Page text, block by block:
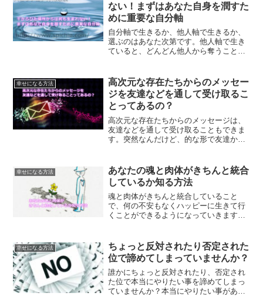
ない！まずはあなた自身を潤すた
めに重要な自分軸
自分軸で生きるか、他人軸で生きるか、
選ぶのはあなた次第です。他人軸で生き
ていると、どんどん他人から奪うことに
な人生を歩みたいですか？
幸せになる方法
高次元な存在たちからのメッセー
ジを友達などを通して受け取るこ
とってあるの？
高次元な存在たちからのメッセージは、
友達などを通して受け取ることもできま
す。突然なんだけど、的な形で友達から
たちからのメッセージかもしれません
ね。
幸せになる方法
あなたの魂と肉体がきちんと統合
しているか知る方法
魂と肉体がきちんと統合していること
で、何の不安もなくハッピーに生きて行
くことができるようになっていきます。
幸せになる方法
ちょっと反対されたり否定された
位で諦めてしまっていませんか？
誰かにちょっと反対されたり、否定され
た位で本当にやりたい事を諦めてしまっ
ていませんか？本当にやりたい事がある